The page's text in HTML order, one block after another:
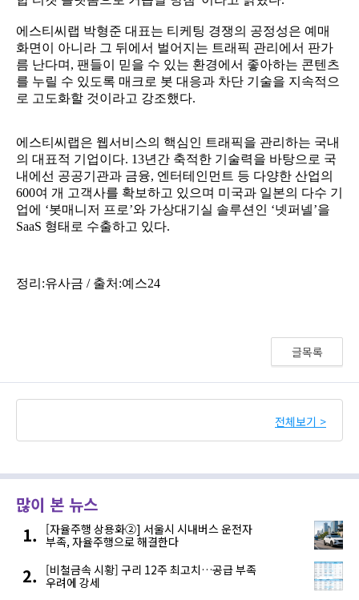
글목록
전체보기 >
많이 본 뉴스
[자율주행 상용화②] 서울시 시내버스 운전자
부족, 자율주행으로 해결한다
[비철금속 시황] 구리 12주 최고치…공급 부족
우려에 강세